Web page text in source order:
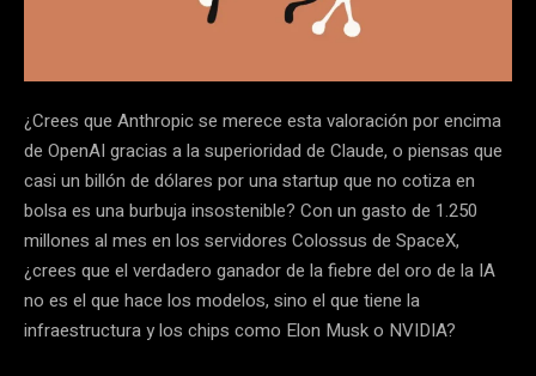
¿Crees que Anthropic se merece esta valoración por encima
de OpenAI gracias a la superioridad de Claude, o piensas que
casi un billón de dólares por una startup que no cotiza en
bolsa es una burbuja insostenible? Con un gasto de 1.250
millones al mes en los servidores Colossus de SpaceX,
¿crees que el verdadero ganador de la fiebre del oro de la IA
no es el que hace los modelos, sino el que tiene la
infraestructura y los chips como Elon Musk o NVIDIA?